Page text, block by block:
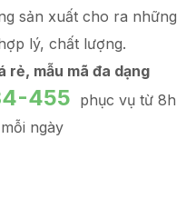
sản xuất cho ra những
lý, chất lượng.
rẻ, mẫu mã đa dạng
455
phục vụ từ 8h
ngày